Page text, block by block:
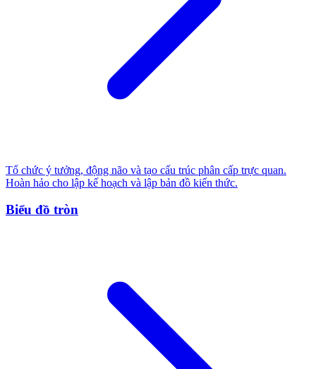
Tổ chức ý tưởng, động não và tạo cấu trúc phân cấp trực quan.
Hoàn hảo cho lập kế hoạch và lập bản đồ kiến thức.
Biểu đồ tròn